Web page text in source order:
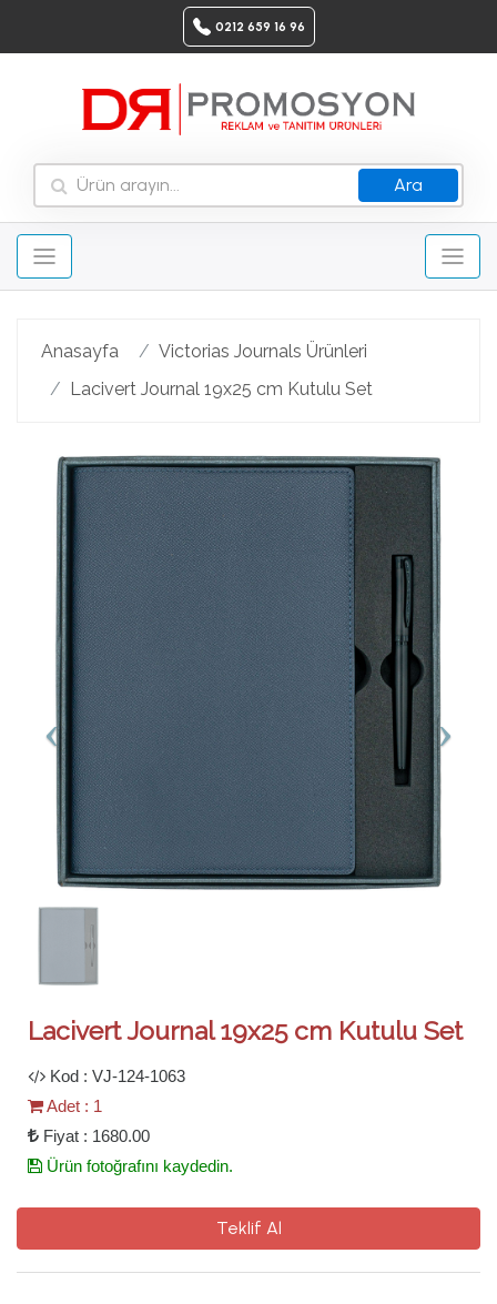
0212 659 16 96
Ara
Anasayfa
Victorias Journals Ürünleri
Lacivert Journal 19x25 cm Kutulu Set
Geri
Lacivert Journal 19x25 cm Kutulu Set
Kod : VJ-124-1063
Adet : 1
Fiyat : 1680.00
Ürün fotoğrafını kaydedin.
Teklif Al